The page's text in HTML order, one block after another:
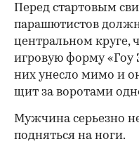
Перед стартовым
парашютистов
центральном круге,
игровую форму «Гоу
них унесло мимо и
щит за воротами
Мужчина серьезно
подняться на ноги.